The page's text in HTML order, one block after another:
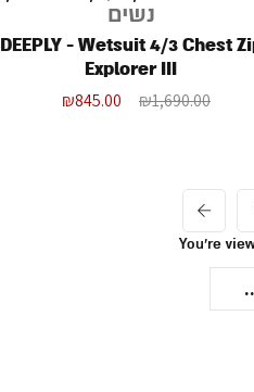
נשים
DEEPLY - Wetsuit 4/3 Chest
Explorer III
₪1,690.00
₪845.00
You're